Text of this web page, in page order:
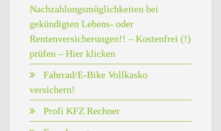
Nachzahlungsmöglichkeiten bei
gekündigten Lebens- oder
Rentenversicherungen!! – Kostenfrei (!)
prüfen – Hier klicken
Fahrrad/E-Bike Vollkasko
versichern!
Profi KFZ Rechner